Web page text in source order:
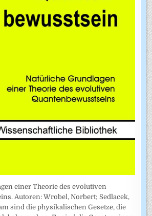
einer Theorie des evolutiven
Autoren: Wrobel, Norbert; Sedlacek,
sind die physikalischen Gesetze, die